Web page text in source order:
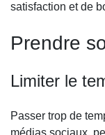
satisfaction et de
Prendre
Limiter le
Passer trop de